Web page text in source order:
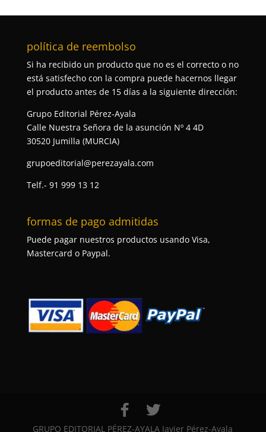
política de reembolso
Si ha recibido un producto que no es el correcto o no
está satisfecho con la compra puede hacernos llegar
el producto antes de 15 días a la siguiente dirección:
Grupo Editorial Pérez-Ayala
Calle Nuestra Señora de la asunción Nº 4 4D
30520 Jumilla (MURCIA)
grupoeditorial@perezayala.com
Telf.- 91 999 13 12
formas de pago admitidas
Puede pagar nuestros productos usando Visa,
Mastercard o Paypal.
GRUPO EDITORIAL PÉREZ-AYALA Javier Pérez-Ayala